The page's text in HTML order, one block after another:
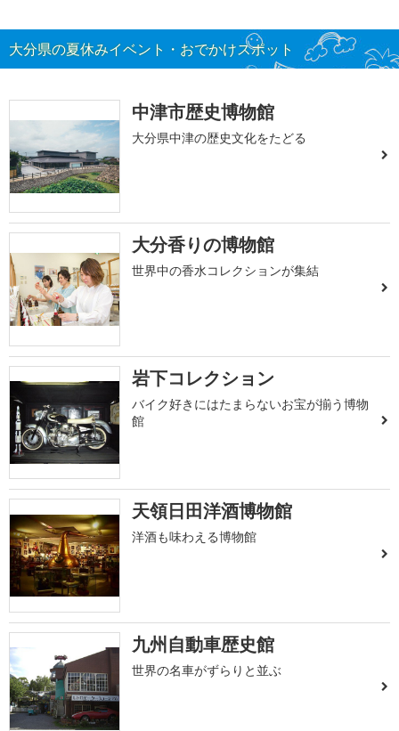
大分県の夏休みイベント・おでかけスポット
中津市歴史博物館
大分県中津の歴史文化をたどる
大分香りの博物館
世界中の香水コレクションが集結
岩下コレクション
バイク好きにはたまらないお宝が揃う博物
館
天領日田洋酒博物館
洋酒も味わえる博物館
九州自動車歴史館
世界の名車がずらりと並ぶ